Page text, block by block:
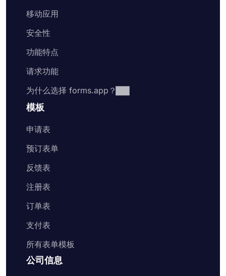
移动应用
安全性
功能特点
请求功能
为什么选择 forms.app？
模板
申请表
预订表单
反馈表
注册表
订单表
支付表
所有表单模板
公司信息